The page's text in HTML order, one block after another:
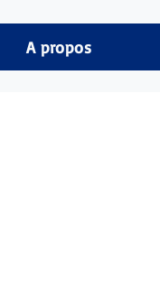
A propos